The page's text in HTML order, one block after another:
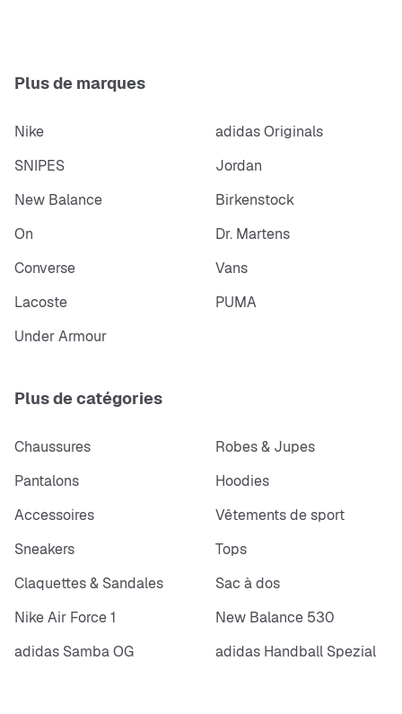
Plus de marques
Nike
adidas Originals
SNIPES
Jordan
New Balance
Birkenstock
On
Dr. Martens
Converse
Vans
Lacoste
PUMA
Under Armour
Plus de catégories
Chaussures
Robes & Jupes
Pantalons
Hoodies
Accessoires
Vêtements de sport
Sneakers
Tops
Claquettes & Sandales
Sac à dos
Nike Air Force 1
New Balance 530
adidas Samba OG
adidas Handball Spezial